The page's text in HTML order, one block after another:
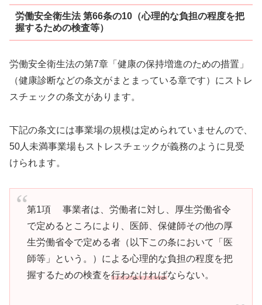
労働安全衛生法 第66条の10（心理的な負担の程度を把
握するための検査等）
労働安全衛生法の第7章「健康の保持増進のための措置」
（健康診断などの条文がまとまっている章です）にストレ
スチェックの条文があります。
下記の条文には事業場の規模は定められていませんので、
50人未満事業場もストレスチェックが義務のように見受
けられます。
第1項 事業者は、労働者に対し、厚生労働省令
で定めるところにより、医師、保健師その他の厚
生労働省令で定める者（以下この条において「医
師等」という。）による心理的な負担の程度を把
握するための検査を行わなければならない。